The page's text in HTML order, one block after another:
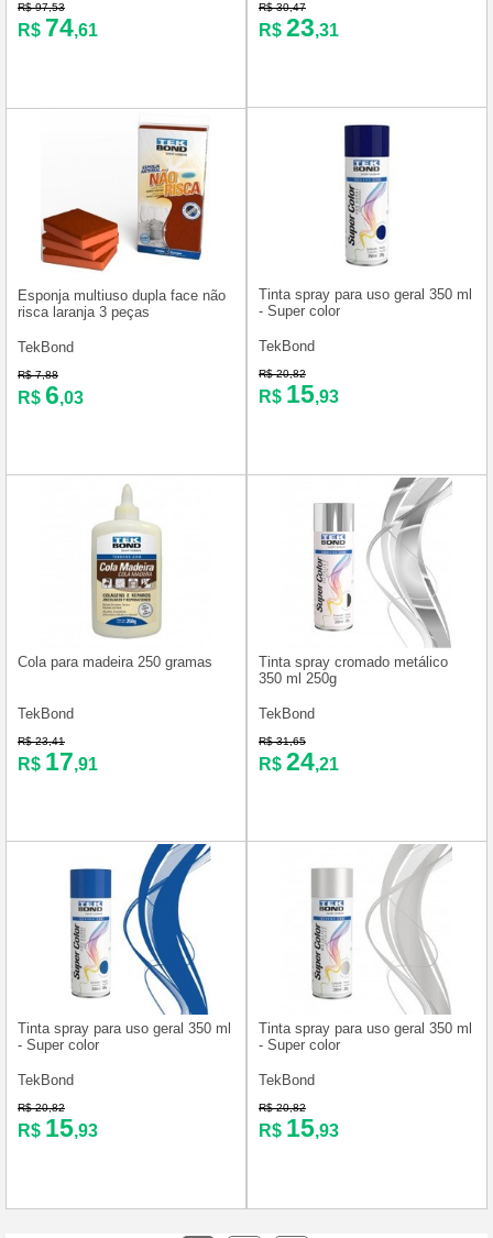
R$ 97,53
R$ 74,61
R$ 30,47
R$ 23,31
Esponja multiuso dupla face não
risca laranja 3 peças
TekBond
R$ 7,88
R$ 6,03
Tinta spray para uso geral 350 ml
- Super color
TekBond
R$ 20,82
R$ 15,93
Cola para madeira 250 gramas
TekBond
R$ 23,41
R$ 17,91
Tinta spray cromado metálico
350 ml 250g
TekBond
R$ 31,65
R$ 24,21
Tinta spray para uso geral 350 ml
- Super color
TekBond
R$ 20,82
R$ 15,93
Tinta spray para uso geral 350 ml
- Super color
TekBond
R$ 20,82
R$ 15,93